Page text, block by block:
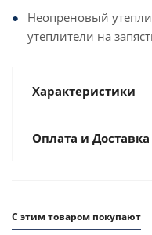
Неопреновый
утеплители на
Характеристики
Оплата и Доставка
С этим товаром покупают